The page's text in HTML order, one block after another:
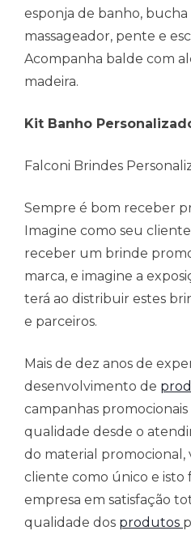
esponja de banho,
massageador, pente e
Acompanha balde com
madeira.
Kit Banho
Falconi Brindes
Sempre é bom receber
Imagine como seu
receber um brinde
marca, e imagine a
terá ao distribuir estes
e parceiros.
Mais de dez anos de
desenvolvimento de
campanhas
qualidade desde o
do material promocional,
cliente como único e isto
empresa em satisfação
qualidade dos produtos